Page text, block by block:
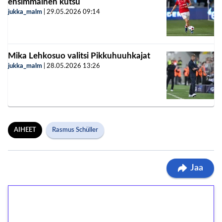
ensimmäinen kutsu
jukka_malm 29.05.2026 09:14
Mika Lehkosuo valitsi Pikkuhuuhkajat
jukka_malm 28.05.2026 13:26
AIHEET Rasmus Schüller
Jaa